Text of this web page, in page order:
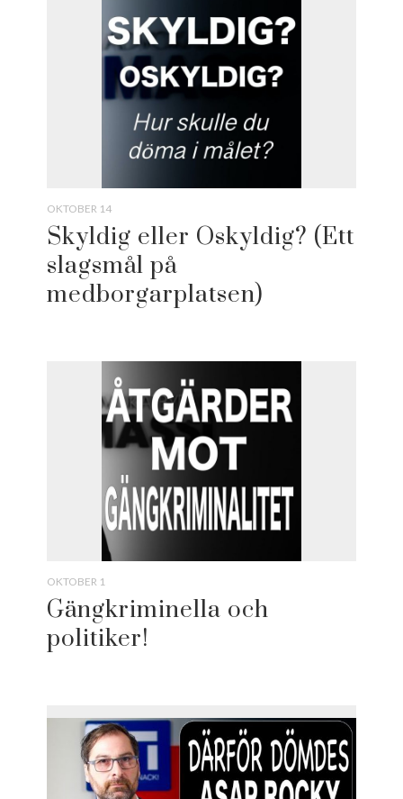
OKTOBER 14
Skyldig eller Oskyldig? (Ett
slagsmål på
medborgarplatsen)
OKTOBER 1
Gängkriminella och
politiker!